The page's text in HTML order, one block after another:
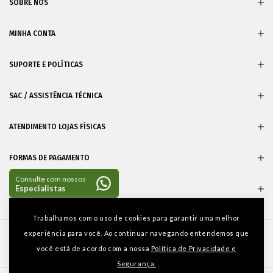
SOBRE NÓS
MINHA CONTA
SUPORTE E POLÍTICAS
SAC / ASSISTÊNCIA TÉCNICA
ATENDIMENTO LOJAS FÍSICAS
FORMAS DE PAGAMENTO
CERTIFICADOS
Trabalhamos com o uso de cookies para garantir uma melhor
experiência para você. Ao continuar navegando entendemos que
você está de acordo com a nossa Política de Privacidade e
Segurança.
contato